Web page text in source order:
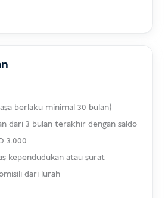
berlaku minimal 30 bulan)
dari 3 bulan terakhir dengan saldo
3.000
kependudukan atau surat
dari lurah